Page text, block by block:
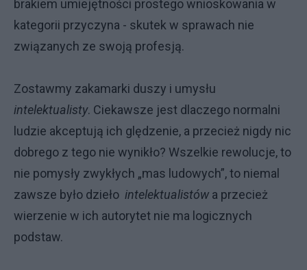
brakiem umiejętności prostego wnioskowania w
kategorii przyczyna - skutek w sprawach nie
związanych ze swoją profesją.
Zostawmy zakamarki duszy i umysłu
intelektualisty. Ciekawsze jest dlaczego normalni
ludzie akceptują ich ględzenie, a przecież nigdy nic
dobrego z tego nie wynikło? Wszelkie rewolucje, to
nie pomysły zwykłych „mas ludowych”, to niemal
zawsze było dzieło intelektualistów a przecież
wierzenie w ich autorytet nie ma logicznych
podstaw.